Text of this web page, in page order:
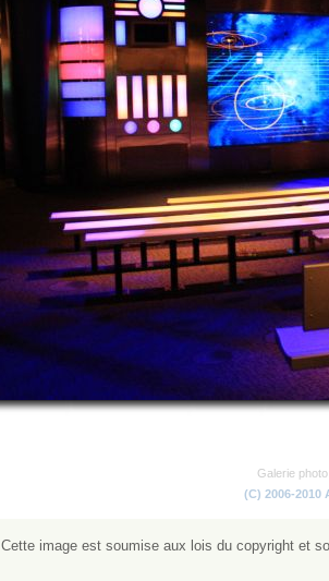
Galerie
(C) 2006-2010
Cette image est soumise aux lois du copyright et